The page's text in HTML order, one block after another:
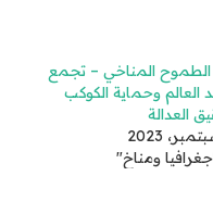
المناخي – تجمع
العالم وحماية الكوكب
العدالة
ومناخ"